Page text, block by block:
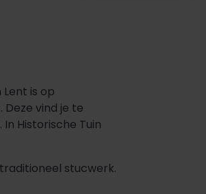
is op
vind je te
Historische Tuin
stucwerk.